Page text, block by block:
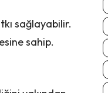
sağlayabilir.
sahip.